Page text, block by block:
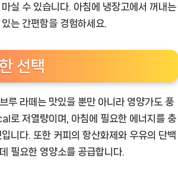
실 수 있습니다. 아침에 냉장고에서 꺼내는
는 간편함을 경험하세요.
선택
루 라떼는 맛있을 뿐만 아니라 영양가도 풍
로 저열량이며, 아침에 필요한 에너지를 충
니다. 또한 커피의 항산화제와 우유의 단백
필요한 영양소를 공급합니다.